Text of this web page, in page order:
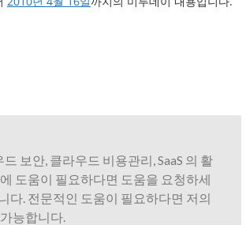
보안, 클라우드 비용관리, SaaS 의 활
도움이 필요하다면 도움을 요청하세
다. 전문적인 도움이 필요하다면 저의
능합니다.